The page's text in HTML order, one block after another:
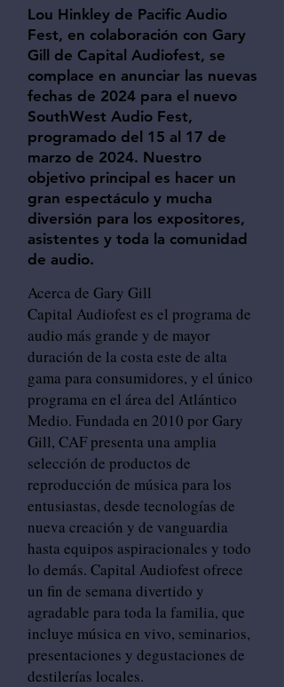
Lou Hinkley de Pacific Audio
Fest, en colaboración con Gary
Gill de Capital Audiofest, se
complace en anunciar las nuevas
fechas de 2024 para el nuevo
SouthWest Audio Fest,
programado del 15 al 17 de
marzo de 2024. Nuestro
objetivo principal es hacer un
gran espectáculo y mucha
diversión para los expositores,
asistentes y toda la comunidad
de audio.
Acerca de Gary Gill
Capital Audiofest es el programa de
audio más grande y de mayor
duración de la costa este de alta
gama para consumidores, y el único
programa en el área del Atlántico
Medio. Fundada en 2010 por Gary
Gill, CAF presenta una amplia
selección de productos de
reproducción de música para los
entusiastas, desde tecnologías de
nueva creación y de vanguardia
hasta equipos aspiracionales y todo
lo demás. Capital Audiofest ofrece
un fin de semana divertido y
agradable para toda la familia, que
incluye música en vivo, seminarios,
presentaciones y degustaciones de
destilerías locales.